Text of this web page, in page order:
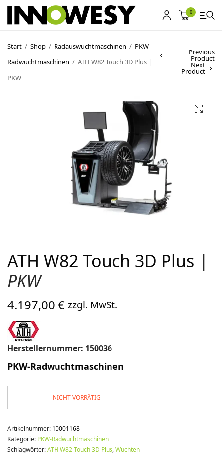
0
Start / Shop / Radauswuchtmaschinen / PKW-
Radwuchtmaschinen / ATH W82 Touch 3D Plus |
PKW
Previous
Product
Next
Product
ATH W82 Touch 3D Plus |
PKW
4.197,00€ zzgl. MwSt.
Herstellernummer: 150036
PKW-Radwuchtmaschinen
NICHT VORRÄTIG
Artikelnummer: 10001168
Kategorie: PKW-Radwuchtmaschinen
Schlagwörter:ATH W82 Touch 3D Plus,Wuchten
Shop